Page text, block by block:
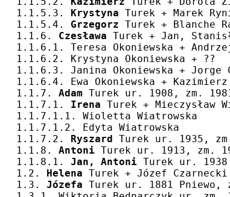
1.1.5.3. Krystyna Turek + Marek
1.1.5.4. Grzegorz Turek + Blanche
1.1.6. Czesława Turek + Jan,
1.1.6.1. Teresa Okoniewska +
1.1.6.2. Krystyna Okoniewska + ??
1.1.6.3. Janina Okoniewska + Jorge
1.1.6.4. Ewa Okoniewska + Kazimierz
1.1.7. Adam Turek ur. 1908, zm.
1.1.7.1. Irena Turek + Mieczysław
1.1.7.1.1. Wioletta Wiatrowska
1.1.7.1.2. Edyta Wiatrowska
1.1.7.2. Ryszard Turek ur. 1935,
1.1.8. Antoni Turek ur. 1913, zm.
1.1.8.1. Jan, Antoni Turek ur. 1938
1.2. Helena Turek + Józef Czarnecki
1.3. Józefa Turek ur. 1881 Pniewo,